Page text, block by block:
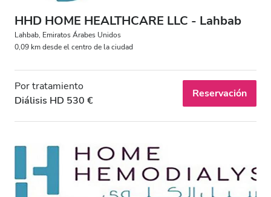
HHD HOME HEALTHCARE LLC - Lahbab
Lahbab, Emiratos Árabes Unidos
0,09 km desde el centro de la ciudad
Por tratamiento
Diálisis HD 530 €
Reservación